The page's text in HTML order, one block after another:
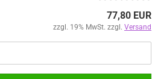
77,80 EUR
zzgl. 19% MwSt. zzgl. Versand